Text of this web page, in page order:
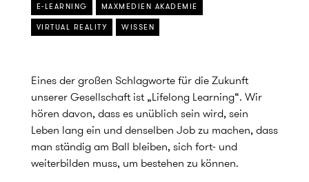
E-LEARNING
MAXMEDIEN AKADEMIE
VIRTUAL REALITY
WISSEN
Eines der großen Schlagworte für die Zukunft
unserer Gesellschaft ist „Lifelong Learning“. Wir
hören davon, dass es unüblich sein wird, sein
Leben lang ein und denselben Job zu machen, dass
man ständig am Ball bleiben, sich fort- und
weiterbilden muss, um bestehen zu können.